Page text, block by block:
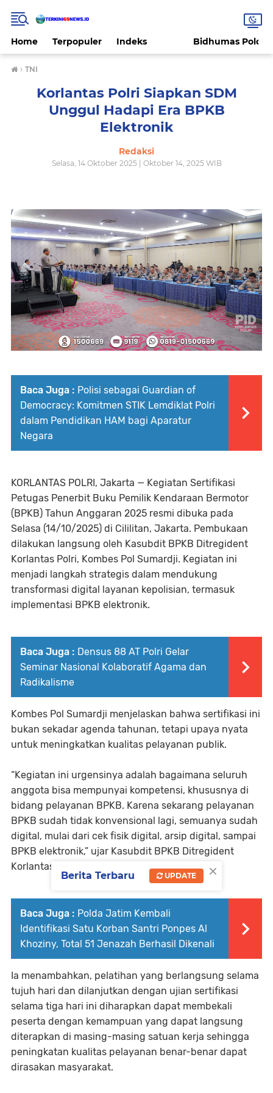
Home Terpopuler Indeks Bidhumas Polda
› TNI
Korlantas Polri Siapkan SDM
Unggul Hadapi Era BPKB
Elektronik
Redaksi
Selasa, 14 Oktober 2025 | Oktober 14, 2025 WIB
Baca Juga : Polisi sebagai Guardian of
Democracy: Komitmen STIK Lemdiklat Polri
dalam Pendidikan HAM bagi Aparatur
Negara
KORLANTAS POLRI, Jakarta — Kegiatan Sertifikasi
Petugas Penerbit Buku Pemilik Kendaraan Bermotor
(BPKB) Tahun Anggaran 2025 resmi dibuka pada
Selasa (14/10/2025) di Cililitan, Jakarta. Pembukaan
dilakukan langsung oleh Kasubdit BPKB Ditregident
Korlantas Polri, Kombes Pol Sumardji. Kegiatan ini
menjadi langkah strategis dalam mendukung
transformasi digital layanan kepolisian, termasuk
implementasi BPKB elektronik.
Baca Juga : Densus 88 AT Polri Gelar
Seminar Nasional Kolaboratif Agama dan
Radikalisme
Kombes Pol Sumardji menjelaskan bahwa sertifikasi ini
bukan sekadar agenda tahunan, tetapi upaya nyata
untuk meningkatkan kualitas pelayanan publik.
“Kegiatan ini urgensinya adalah bagaimana seluruh
anggota bisa mempunyai kompetensi, khususnya di
bidang pelayanan BPKB. Karena sekarang pelayanan
BPKB sudah tidak konvensional lagi, semuanya sudah
digital, mulai dari cek fisik digital, arsip digital, sampai
BPKB elektronik,” ujar Kasubdit BPKB Ditregident
Korlantas Polri, Kombes Pol Sumardji.
Baca Juga : Polda Jatim Kembali
Identifikasi Satu Korban Santri Ponpes Al
Khoziny, Total 51 Jenazah Berhasil Dikenali
Ia menambahkan, pelatihan yang berlangsung selama
tujuh hari dan dilanjutkan dengan ujian sertifikasi
selama tiga hari ini diharapkan dapat membekali
peserta dengan kemampuan yang dapat langsung
diterapkan di masing-masing satuan kerja sehingga
peningkatan kualitas pelayanan benar-benar dapat
dirasakan masyarakat.
×
Berita Terbaru UPDATE